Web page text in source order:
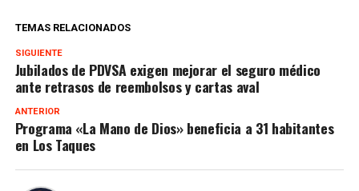
TEMAS RELACIONADOS
SIGUIENTE
Jubilados de PDVSA exigen mejorar el seguro médico
ante retrasos de reembolsos y cartas aval
ANTERIOR
Programa «La Mano de Dios» beneficia a 31 habitantes
en Los Taques